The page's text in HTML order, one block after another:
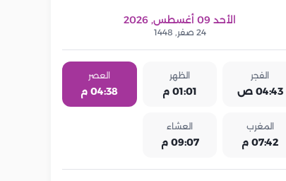
الأحد 09 أغسطس, 2026
24 صفر, 1448
الفجر
04:43 ص
الظهر
01:01 م
العصر
04:38 م
المغرب
07:42 م
العشاء
09:07 م